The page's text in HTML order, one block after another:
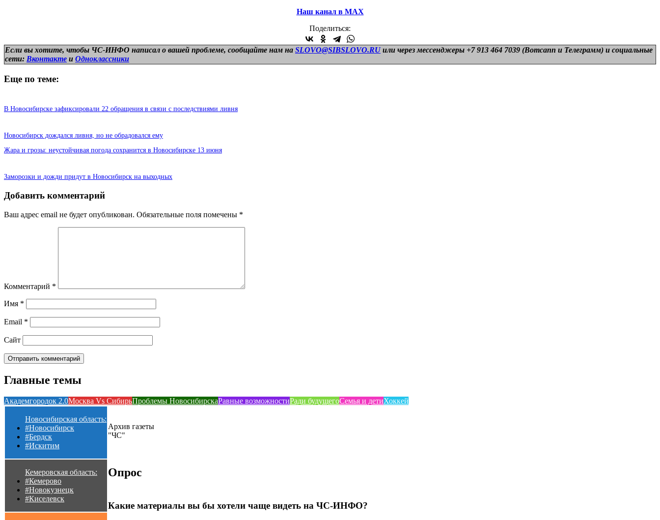
Наш канал в МАХ
Поделиться:
Если вы хотите, чтобы ЧС-ИНФО написал о вашей проблеме, сообщайте нам на SLOVO@SIBSLOVO.RU или через мессенджеры +7 913 464 7039 (Вотсапп и Телеграмм) и социальные
сети: Вконтакте и Одноклассники
Еще по теме:
В Новосибирске зафиксировали 22 обращения в связи с последствиями ливня
Новосибирск дождался ливня, но не обрадовался ему
Жара и грозы: неустойчивая погода сохранится в Новосибирске 13 июня
Заморозки и дожди придут в Новосибирск на выходных
Добавить комментарий
Ваш адрес email не будет опубликован. Обязательные поля помечены *
Комментарий *
Имя *
Email *
Сайт
Главные темы
Академгородок 2.0Москва Vs СибирьПроблемы НовосибирскаРавные возможностиРади будущегоСемья и детиХоккей
Новосибирская область:
#Новосибирск
#Бердск
#Искитим
Кемеровская область:
#Кемерово
#Новокузнецк
#Киселевск
Архив газеты
"ЧС"
Опрос
Какие материалы вы бы хотели чаще видеть на ЧС-ИНФО?